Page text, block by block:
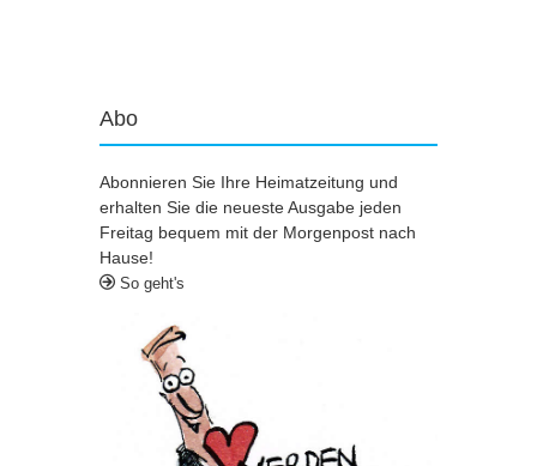
Abo
Abonnieren Sie Ihre Heimatzeitung und
erhalten Sie die neueste Ausgabe jeden
Freitag bequem mit der Morgenpost nach
Hause!
So geht's